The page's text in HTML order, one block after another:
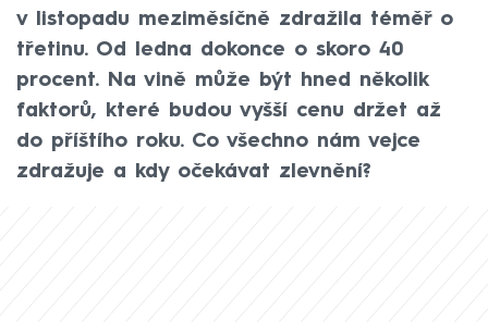
v listopadu meziměsíčně zdražila téměř o
třetinu. Od ledna dokonce o skoro 40
procent. Na vině může být hned několik
faktorů, které budou vyšší cenu držet až
do příštího roku. Co všechno nám vejce
zdražuje a kdy očekávat zlevnění?